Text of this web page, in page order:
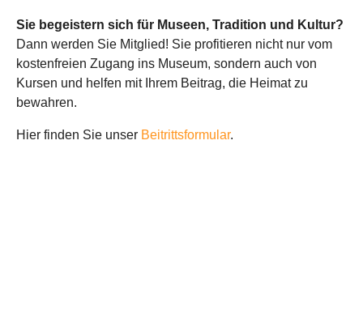
Sie begeistern sich für Museen, Tradition und Kultur?
Dann werden Sie Mitglied! Sie profitieren nicht nur vom
kostenfreien Zugang ins Museum, sondern auch von
Kursen und helfen mit Ihrem Beitrag, die Heimat zu
bewahren.
Hier finden Sie unser Beitrittsformular.